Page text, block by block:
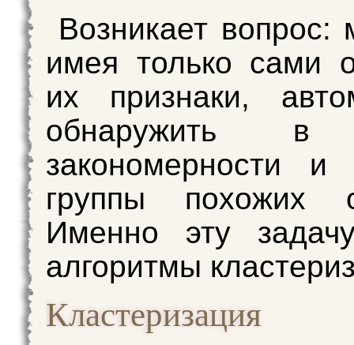
Возникает
имея только сами
их признаки,
обнаружить в
закономерности и
группы похожих
Именно эту
алгоритмы
Кластеризация